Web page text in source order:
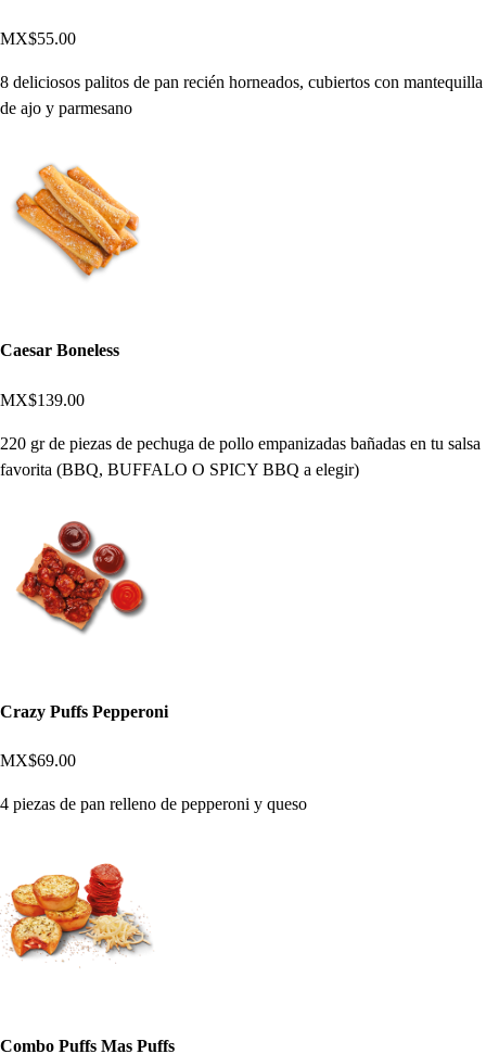
MX$55.00
8 deliciosos palitos de pan recién horneados, cubiertos con mantequilla
de ajo y parmesano
Caesar Boneless
MX$139.00
220 gr de piezas de pechuga de pollo empanizadas bañadas en tu salsa
favorita (BBQ, BUFFALO O SPICY BBQ a elegir)
Crazy Puffs Pepperoni
MX$69.00
4 piezas de pan relleno de pepperoni y queso
Combo Puffs Mas Puffs